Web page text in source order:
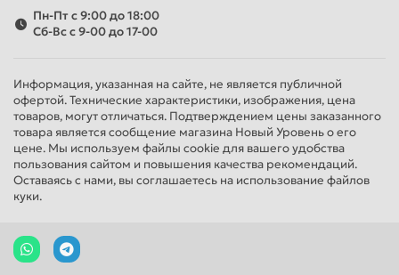
Пн-Пт с 9:00 до 18:00
Сб-Вс с 9-00 до 17-00
Информация, указанная на сайте, не является публичной
офертой. Технические характеристики, изображения, цена
товаров, могут отличаться. Подтверждением цены заказанного
товара является сообщение магазина Новый Уровень о его
цене. Мы используем файлы cookie для вашего удобства
пользования сайтом и повышения качества рекомендаций.
Оставаясь с нами, вы соглашаетесь на использование файлов
куки.